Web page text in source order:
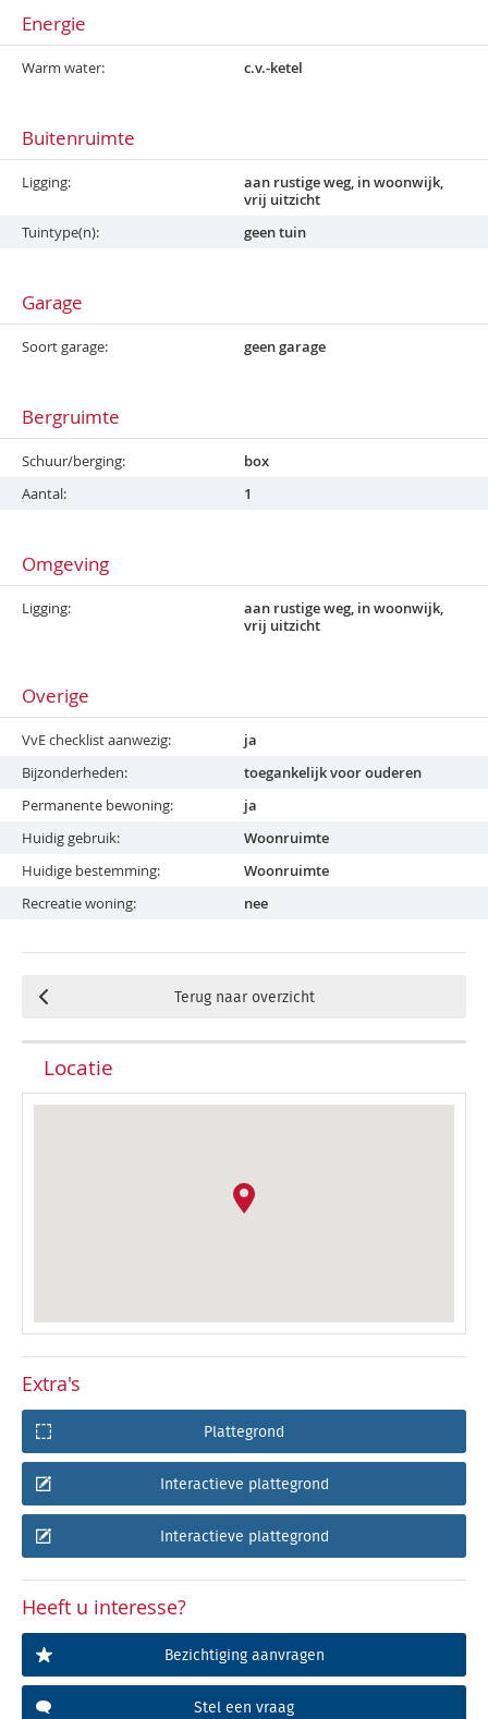
Energie
Warm water c.v.-ketel
Buitenruimte
Ligging
aan rustige weg, in woonwijk,
vrij uitzicht
Tuintype(n)
geen tuin
Garage
Soort garage geen garage
Bergruimte
Schuur/berging
box
Aantal
1
Omgeving
Ligging
aan rustige weg, in woonwijk,
vrij uitzicht
Overige
VvE checklist aanwezig
ja
Bijzonderheden
toegankelijk voor ouderen
Permanente bewoning
ja
Huidig gebruik
Woonruimte
Huidige bestemming
Woonruimte
Recreatie woning
nee
Terug naar overzicht
Locatie
Extra's
Plattegrond
Interactieve plattegrond
Interactieve plattegrond
Heeft u interesse?
Bezichtiging aanvragen
Stel een vraag